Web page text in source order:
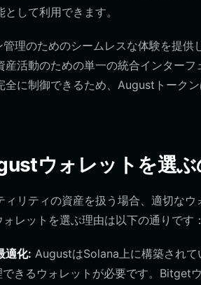
して利用できます。
理のためのシームレスな体験を提
活動のための単一の統合インター
全に制御できるため、Augustトーク
ウォレットを選ぶ
ィリティの資産を扱う場合、適切な
レットを選ぶ理由は以下の通りです：
適化: AugustはSolana上に構築され
きるウォレットが必要です。Bitget